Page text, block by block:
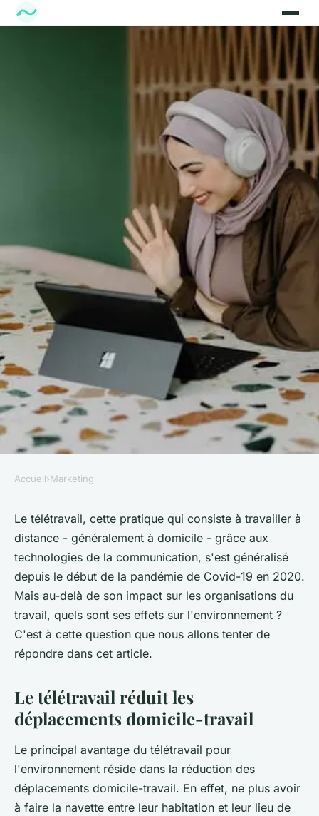
Quels sont les avantages du
télétravail pour
l'environnement ?
Sohan•10 mai 2024•6 min de lecture
Accueil›Marketing
Le télétravail, cette pratique qui consiste à travailler à
distance - généralement à domicile - grâce aux
technologies de la communication, s'est généralisé
depuis le début de la pandémie de Covid-19 en 2020.
Mais au-delà de son impact sur les organisations du
travail, quels sont ses effets sur l'environnement ?
C'est à cette question que nous allons tenter de
répondre dans cet article.
Le télétravail réduit les
déplacements domicile-travail
Le principal avantage du télétravail pour
l'environnement réside dans la réduction des
déplacements domicile-travail. En effet, ne plus avoir
à faire la navette entre leur habitation et leur lieu de